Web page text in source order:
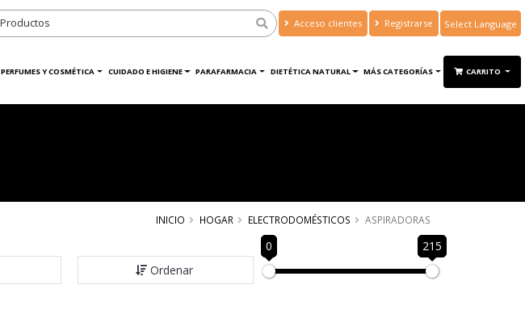
Acceso clientes Registrarse
Translate
PERFUMES Y COSMÉTICA CUIDADO E HIGIENE PARAFARMACIA DIETÉTICA NATURAL MÁS CATEGORÍAS CARRITO
INICIO HOGAR ELECTRODOMÉSTICOS ASPIRADORAS
Ordenar
0 215